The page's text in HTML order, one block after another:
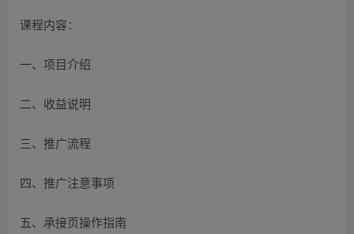
课程内容：
一、项目介绍
二、收益说明
三、推广流程
四、推广注意事项
五、承接页操作指南